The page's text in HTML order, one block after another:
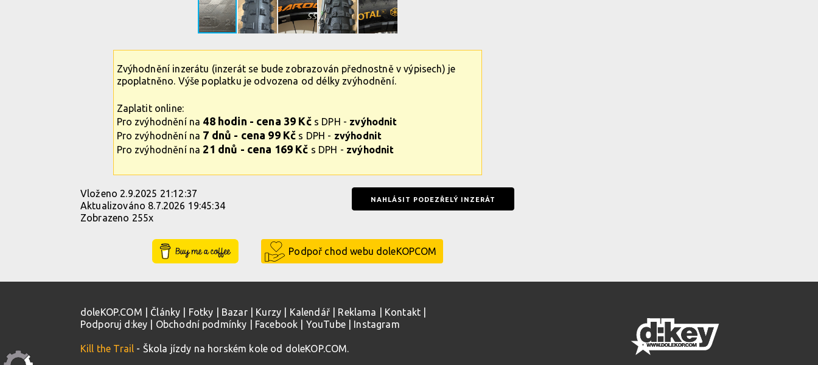
Zvýhodnění inzerátu (inzerát se bude zobrazován přednostně v výpisech) je
zpoplatněno. Výše poplatku je odvozena od délky zvýhodnění.
Zaplatit online:
Pro zvýhodnění na 48 hodin - cena 39 Kčs DPH - zvýhodnit
Pro zvýhodnění na 7 dnů - cena 99 Kč s DPH - zvýhodnit
Pro zvýhodnění na21 dnů - cena 169 Kč s DPH - zvýhodnit
NAHLÁSIT PODEZŘELÝ INZERÁT
Vloženo 2.9.2025 21:12:37
Aktualizováno 8.7.2026 19:45:34
Zobrazeno 255x
Buy Me a Coffee Podpoř chod webu doleKOPCOM
doleKOP.COM Články Fotky Bazar| Kurzy Kalendář| Reklama Kontakt
Podporuj d:key
Obchodní podmínky Facebook YouTube| Instagram
Kill the Trail - Škola jízdy na horském kole od doleKOP.COM.